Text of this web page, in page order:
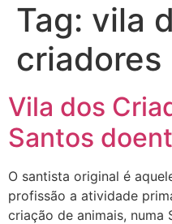
Tag: vila
criadores
Vila dos
Santos
O santista original é
profissão a atividade
criação de animais, numa